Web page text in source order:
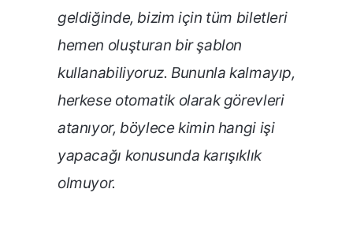
geldiğinde, bizim için tüm biletleri
hemen oluşturan bir şablon
kullanabiliyoruz. Bununla kalmayıp,
herkese otomatik olarak görevleri
atanıyor, böylece kimin hangi işi
yapacağı konusunda karışıklık
olmuyor.